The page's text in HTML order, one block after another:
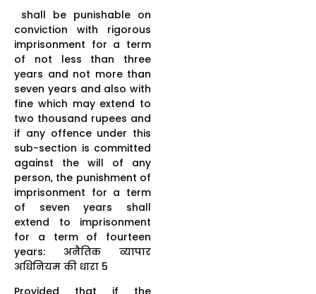
shall be punishable on
conviction with rigorous
imprisonment for a term
of not less than three
years and not more than
seven years and also with
fine which may extend to
two thousand rupees and
if any offence under this
sub-section is committed
against the will of any
person, the punishment of
imprisonment for a term
of seven years shall
extend to imprisonment
for a term of fourteen
years: अनैतिक व्यापार
अधिनियम की धारा 5
Provided that if the